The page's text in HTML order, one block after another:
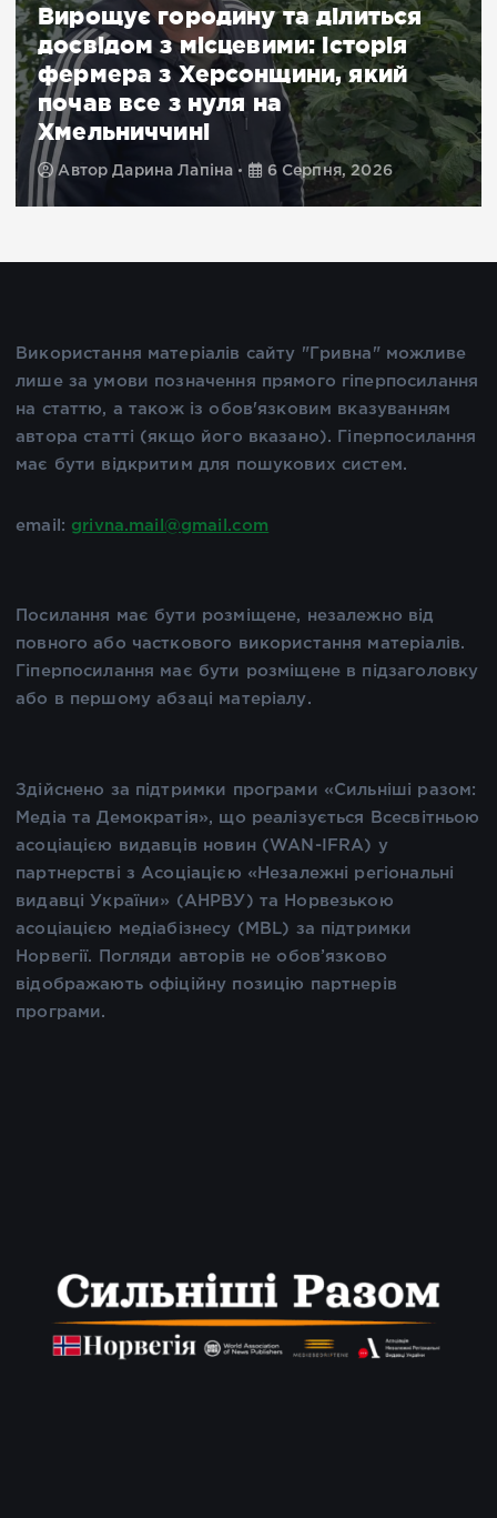
Вирощує городину та ділиться
досвідом з місцевими: історія
фермера з Херсонщини, який
почав все з нуля на
Хмельниччині
АвторДарина Лапіна 6 Серпня, 2026
Використання матеріалів сайту "Гривна" можливе
лише за умови позначення прямого гіперпосилання
на статтю, а також із обов'язковим вказуванням
автора статті (якщо його вказано). Гіперпосилання
має бути відкритим для пошукових систем.
email: grivna.mail@gmail.com
Посилання має бути розміщене, незалежно від
повного або часткового використання матеріалів.
Гіперпосилання має бути розміщене в підзаголовку
або в першому абзаці матеріалу.
Здійснено за підтримки програми «Сильніші разом:
Медіа та Демократія», що реалізується Всесвітньою
асоціацією видавців новин (WAN-IFRA) у
партнерстві з Асоціацією «Незалежні регіональні
видавці України» (АНРВУ) та Норвезькою
асоціацією медіабізнесу (MBL) за підтримки
Норвегії. Погляди авторів не обов’язково
відображають офіційну позицію партнерів
програми.